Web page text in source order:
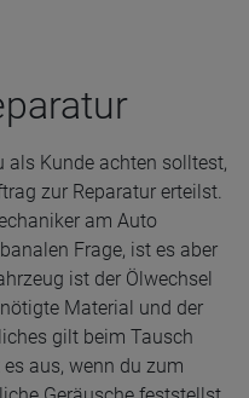
als Kunde achten solltest,
zur Reparatur erteilst.
am Auto
Frage, ist es aber
ist der Ölwechsel
Material und der
gilt beim Tausch
aus, wenn du zum